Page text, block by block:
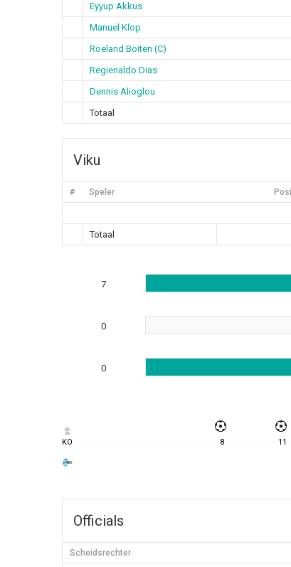
Eyyup Akkus
Manuel Klop
Roeland Boiten (C)
Regienaldo Dias
Dennis Alioglou
Totaal
Viku
# Speler
Totaal
7
0
0
KO 8 11
Officials
Scheidsrechter